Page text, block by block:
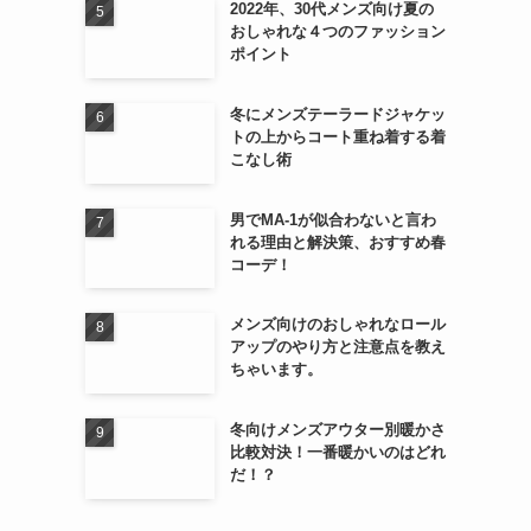
2022年、30代メンズ向け夏の
おしゃれな４つのファッション
ポイント
冬にメンズテーラードジャケッ
トの上からコート重ね着する着
こなし術
男でMA-1が似合わないと言わ
れる理由と解決策、おすすめ春
コーデ！
メンズ向けのおしゃれなロール
アップのやり方と注意点を教え
ちゃいます。
冬向けメンズアウター別暖かさ
比較対決！一番暖かいのはどれ
だ！？